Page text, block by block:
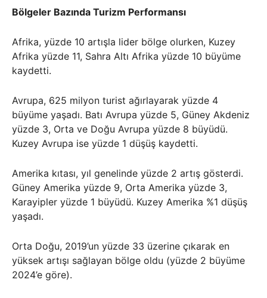
Bölgeler Bazında Turizm Performansı
Afrika, yüzde 10 artışla lider bölge olurken, Kuzey
Afrika yüzde 11, Sahra Altı Afrika yüzde 10 büyüme
kaydetti.
Avrupa, 625 milyon turist ağırlayarak yüzde 4
büyüme yaşadı. Batı Avrupa yüzde 5, Güney Akdeniz
yüzde 3, Orta ve Doğu Avrupa yüzde 8 büyüdü.
Kuzey Avrupa ise yüzde 1 düşüş kaydetti.
Amerika kıtası, yıl genelinde yüzde 2 artış gösterdi.
Güney Amerika yüzde 9, Orta Amerika yüzde 3,
Karayipler yüzde 1 büyüdü. Kuzey Amerika %1 düşüş
yaşadı.
Orta Doğu, 2019’un yüzde 33 üzerine çıkarak en
yüksek artışı sağlayan bölge oldu (yüzde 2 büyüme
2024’e göre).